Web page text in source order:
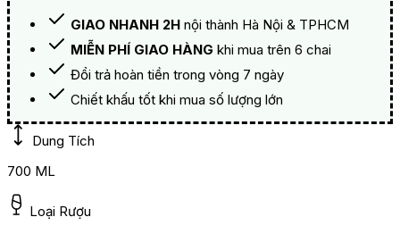
GIAO NHANH 2H nội thành Hà Nội & TPHCM
MIỄN PHÍ GIAO HÀNG khi mua trên 6 chai
Đổi trả hoàn tiền trong vòng 7 ngày
Chiết khấu tốt khi mua số lượng lớn
Dung Tích
700 ML
Loại Rượu